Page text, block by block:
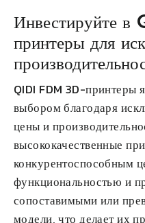
Инвестируйте в
принтеры для
QIDI FDM 3D-принтеры
выбором благодаря
цены и
высококачественные
конкурентоспособным
функциональностью и
сопоставимыми или
модели, что делает их